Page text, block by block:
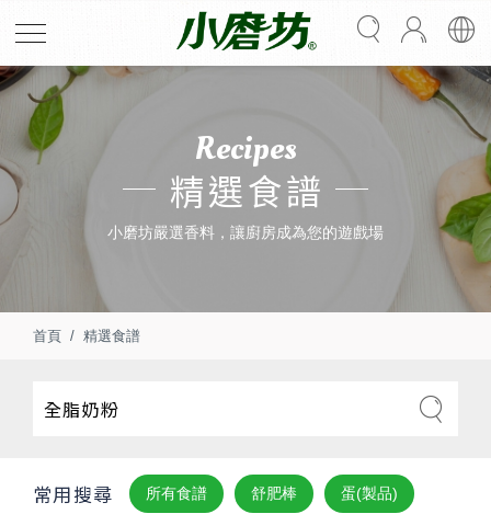
Recipes
精選食譜
小磨坊嚴選香料，讓廚房成為您的遊戲場
首頁 精選食譜
常用搜尋 所有食譜 舒肥棒 蛋(製品)